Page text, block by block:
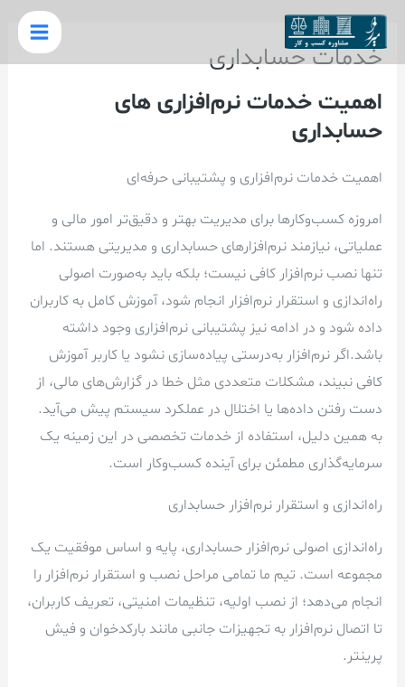
پرش
محتوا
Main
خدمات حسابداری
اهمیت خدمات نرم‌افزاری های
حسابداری
اهمیت خدمات نرم‌افزاری و پشتیبانی حرفه‌ای
امروزه کسب‌وکارها برای مدیریت بهتر و دقیق‌تر امور مالی و
عملیاتی، نیازمند نرم‌افزارهای حسابداری و مدیریتی هستند. اما
تنها نصب نرم‌افزار کافی نیست؛ بلکه باید به‌صورت اصولی
راه‌اندازی و استقرار نرم‌افزار انجام شود، آموزش کامل به کاربران
داده شود و در ادامه نیز پشتیبانی نرم‌افزاری وجود داشته
باشد.اگر نرم‌افزار به‌درستی پیاده‌سازی نشود یا کاربر آموزش
کافی نبیند، مشکلات متعددی مثل خطا در گزارش‌های مالی، از
دست رفتن داده‌ها یا اختلال در عملکرد سیستم پیش می‌آید.
به همین دلیل، استفاده از خدمات تخصصی در این زمینه یک
سرمایه‌گذاری مطمئن برای آینده کسب‌وکار است.
راه‌اندازی و استقرار نرم‌افزار حسابداری
راه‌اندازی اصولی نرم‌افزار حسابداری، پایه و اساس موفقیت یک
مجموعه است. تیم ما تمامی مراحل نصب و استقرار نرم‌افزار را
انجام می‌دهد؛ از نصب اولیه، تنظیمات امنیتی، تعریف کاربران،
تا اتصال نرم‌افزار به تجهیزات جانبی مانند بارکدخوان و فیش
پرینتر.